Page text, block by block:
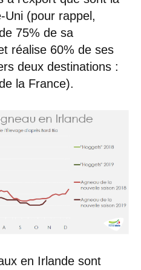
Uni (pour rappel,
75% de sa
réalise 60% de ses
deux destinations :
la France).
en Irlande sont